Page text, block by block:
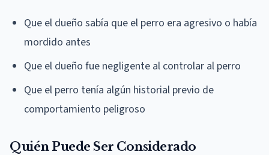
Que el dueño sabía que el perro era agresivo o había
mordido antes
Que el dueño fue negligente al controlar al perro
Que el perro tenía algún historial previo de
comportamiento peligroso
Quién Puede Ser Considerado